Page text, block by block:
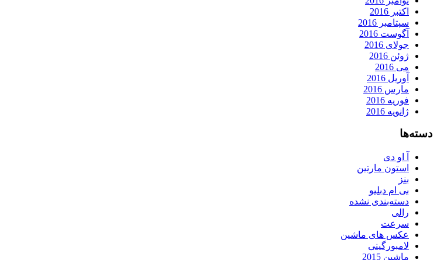
اکتبر 2016
سپتامبر 2016
آگوست 2016
جولای 2016
ژوئن 2016
می 2016
آوریل 2016
مارس 2016
فوریه 2016
ژانویه 2016
دسته‌ها
آ او دی
استون مارتین
بنز
بی ام دبلیو
دسته‌بندی نشده
رالی
سرعت
عکس های ماشین
لامبورگینی
ماشین 2015